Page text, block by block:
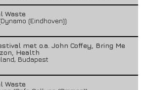
Waste
(Eindhoven))
met o.a. John Coffey, Bring Me
Health
Budapest
Waste